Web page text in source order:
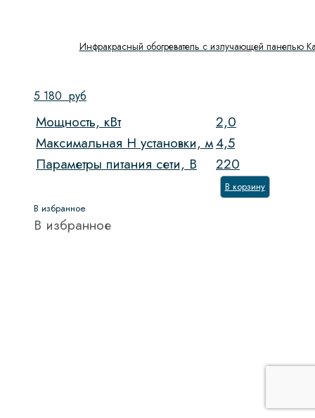
Инфракрасный обогреватель с излучающей панелью
5 180 руб
Мощность, кВт
2,0
Максимальная H установки, м4,5
Параметры питания сети, В
220
В корзину
В избранное
В избранное